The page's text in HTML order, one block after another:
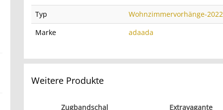
Typ
Wohnzimmervorhänge-2022
Marke
adaada
Weitere Produkte
Zugbandschal
Extravagante